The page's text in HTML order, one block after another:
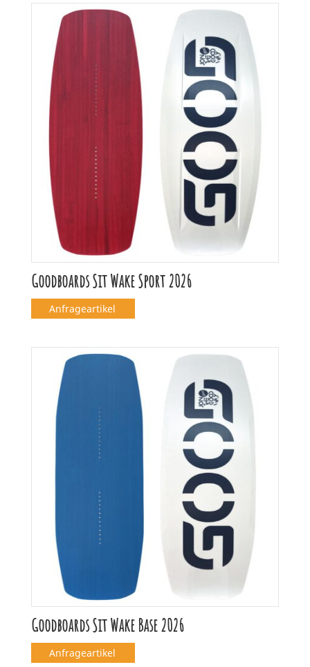
Goodboards Sit Wake Sport 2026
Anfrageartikel
Goodboards Sit Wake Base 2026
Anfrageartikel